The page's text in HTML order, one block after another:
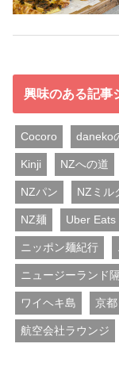
興味のある記事
Cocoro daneko
Kinji NZへの道
NZパン NZミル
NZ麺 Uber Eats
ニッポン麺紀行
ニュージーランド
ワイヘキ島 京都
航空会社ラウンジ